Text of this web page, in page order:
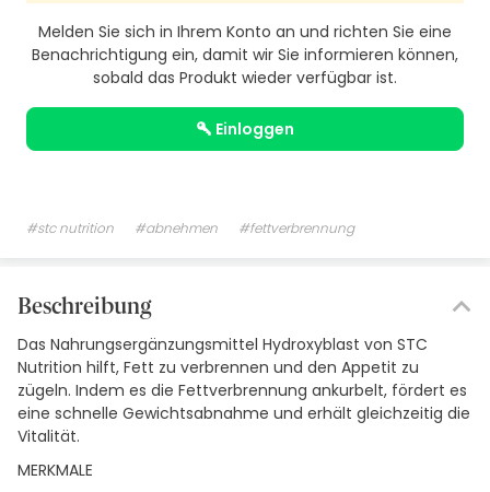
Melden Sie sich in Ihrem Konto an und richten Sie eine
Benachrichtigung ein, damit wir Sie informieren können,
sobald das Produkt wieder verfügbar ist.
einloggen
#stc nutrition #abnehmen #fettverbrennung
Beschreibung
Das Nahrungsergänzungsmittel Hydroxyblast von STC
Nutrition hilft, Fett zu verbrennen und den Appetit zu
zügeln. Indem es die Fettverbrennung ankurbelt, fördert es
eine schnelle Gewichtsabnahme und erhält gleichzeitig die
Vitalität.
MERKMALE